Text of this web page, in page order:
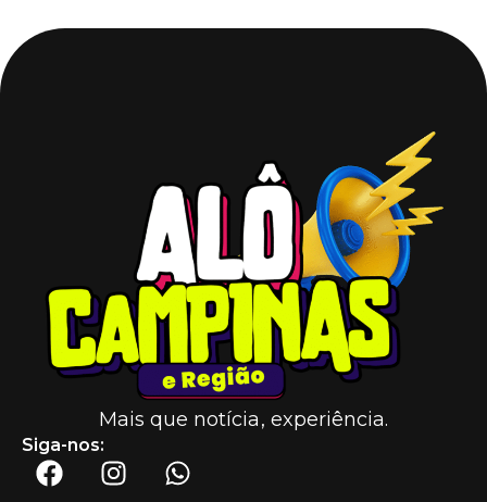
Mais que notícia, experiência.
Siga-nos: